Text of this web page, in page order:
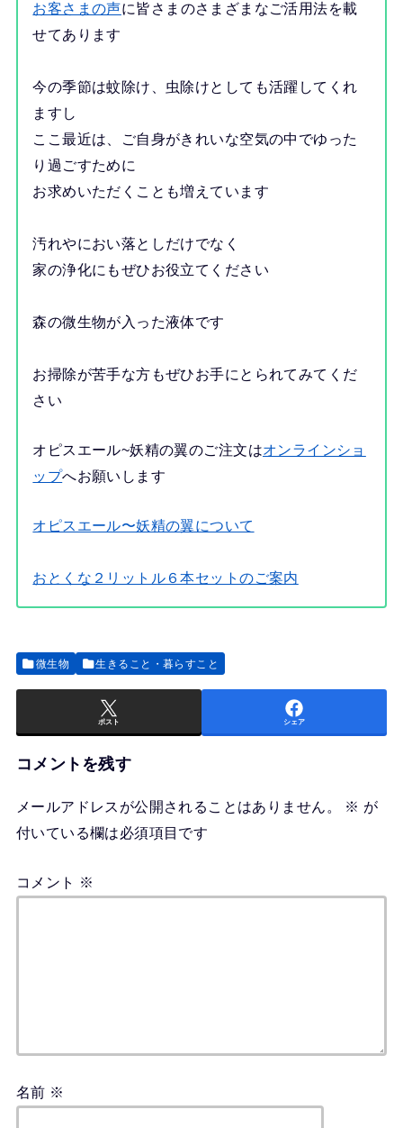
お客さまの声に皆さまのさまざまなご活用法を載
せてあります
今の季節は蚊除け、虫除けとしても活躍してくれ
ますし
ここ最近は、ご自身がきれいな空気の中でゆった
り過ごすために
お求めいただくことも増えています
汚れやにおい落としだけでなく
家の浄化にもぜひお役立てください
森の微生物が入った液体です
お掃除が苦手な方もぜひお手にとられてみてくだ
さい
オピスエール~妖精の翼のご注文はオンラインショ
ップへお願いします
オピスエール〜妖精の翼について
おとくな２リットル６本セットのご案内
微生物 生きること・暮らすこと
ポスト シェア
コメントを残す
メールアドレスが公開されることはありません。 ※ が
付いている欄は必須項目です
コメント ※
名前 ※